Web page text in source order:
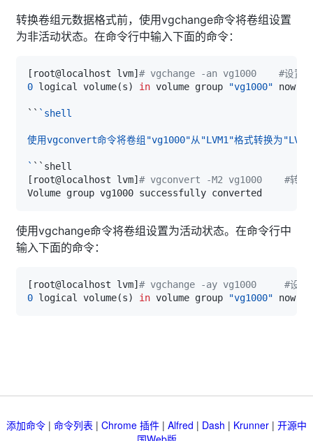
转换卷组元数据格式前，使用vgchange命令将卷组设置
为非活动状态。在命令行中输入下面的命令：
[ root@localhost lvm] # vgchange -an vg1000    #设置卷
0 logical volume(s) in volume group "vg1000"
`` `
使用vgconvert命令将卷组 "vg1000"从 "LVM1"格式转换为
`
[ root@localhost lvm] # vgconvert -M2 vg1000    #转换
使用vgchange命令将卷组设置为活动状态。在命令行中
输入下面的命令：
[ root@localhost lvm] # vgchange -ay vg1000     #设置卷
0 logical volume(s) in volume group "vg1000"
添加命令 | 命令列表 | Chrome 插件 | Alfred | Dash | Krunner | 开源中